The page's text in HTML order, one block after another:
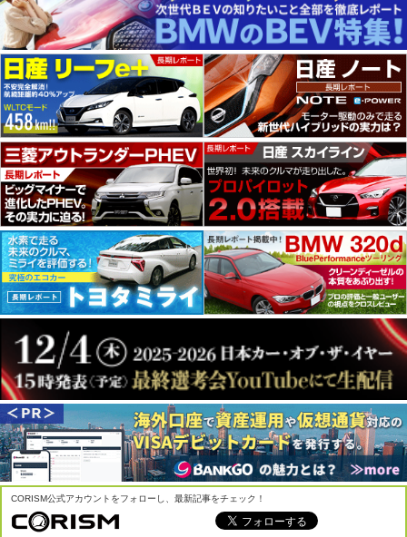
CORISM公式アカウントをフォローし、最新記事をチェック！